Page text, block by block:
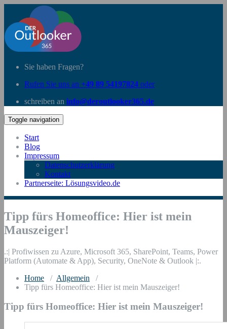
Sie haben Fragen?
Rufen Sie uns an +49 89 54197824 oder
schreiben an info@deroutlooker365.de
Toggle navigation
Start
Blog
Impressum
Datenschutzerklärung
Kontakt
Partnerseite: Lösungsvideo.de
Tipp fürs Homeoffice: Hier ist mein
Mauszeiger!
.:| Profiwissen zu Azure, Microsoft 365, SharePoint, Teams, Power
Platform (Automate & App), Security, OneNote & Outlook |:.
Home / Allgemein /
Tipp fürs Homeoffice: Hier ist mein Mauszeiger!
Tipp fürs Homeoffice: Hier ist mein Mauszeiger!